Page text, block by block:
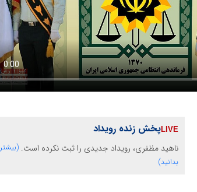
پخش زنده رویداد
ناهید مظفری، رویداد جدیدی را ثبت نکرده است. (بیشتر
بدانید)